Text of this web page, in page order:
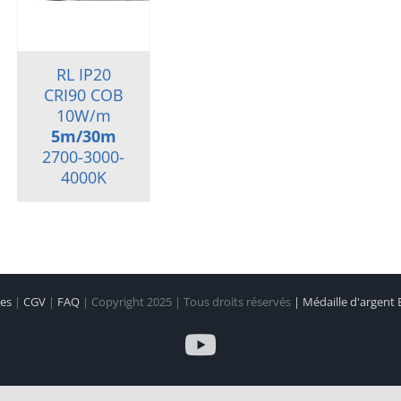
RL IP20
CRI90 COB
10W/m
5m/30m
2700-3000-
4000K
| CGV | FAQ | Copyright 2025 | Tous droits réservés | Médaille d'argent